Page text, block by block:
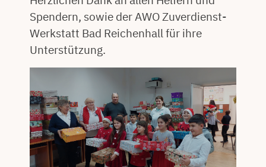
Spendern, sowie der AWO Zuverdienst-
Werkstatt Bad Reichenhall für ihre
Unterstützung.